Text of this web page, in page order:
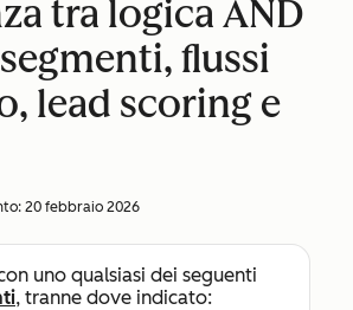
tra logica AND
flussi
lead scoring e
20 febbraio 2026
uno qualsiasi dei seguenti
, tranne dove indicato: